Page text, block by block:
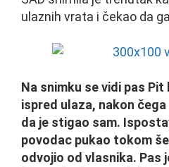
ulaznih vrata i čekao da
Na snimku se vidi pas
ispred ulaza, nakon
da je stigao sam.
povodac pukao tokom
odvojio od vlasnika. Pas